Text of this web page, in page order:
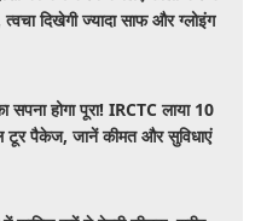
दिखेगी ज्यादा साफ और ग्लोइंग
सपना होगा पूरा! IRCTC लाया 10
टूर पैकेज, जानें कीमत और सुविधाएं